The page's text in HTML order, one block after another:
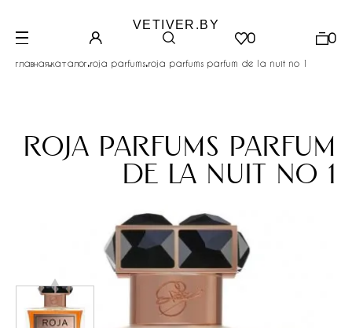
VETIVER.BY
0 0
главная.каталог.roja parfums.roja parfums parfum de la nuit no 1
roja parfums parfum
de la nuit no 1